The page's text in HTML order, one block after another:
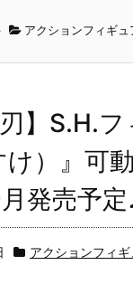
アクションフィギュ
刃】S.H.
け）』可
発売予定
アクションフィギ